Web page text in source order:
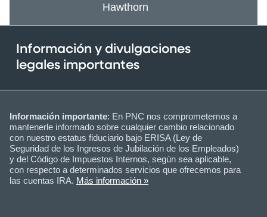
Hawthorn
Información y divulgaciones
legales importantes
Información importante: En PNC nos comprometemos a
mantenerle informado sobre cualquier cambio relacionado
con nuestro estatus fiduciario bajo ERISA (Ley de
Seguridad de los Ingresos de Jubilación de los Empleados)
y del Código de Impuestos Internos, según sea aplicable,
con respecto a determinados servicios que ofrecemos para
las cuentas IRA. Más información »